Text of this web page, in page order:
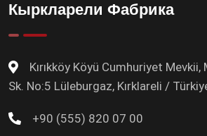
Кыркларели Фабрика
Kırıkköy Köyü Cumhuriyet
Sk. No:5 Lüleburgaz, Kırklareli /
+90 (555) 820 07 00